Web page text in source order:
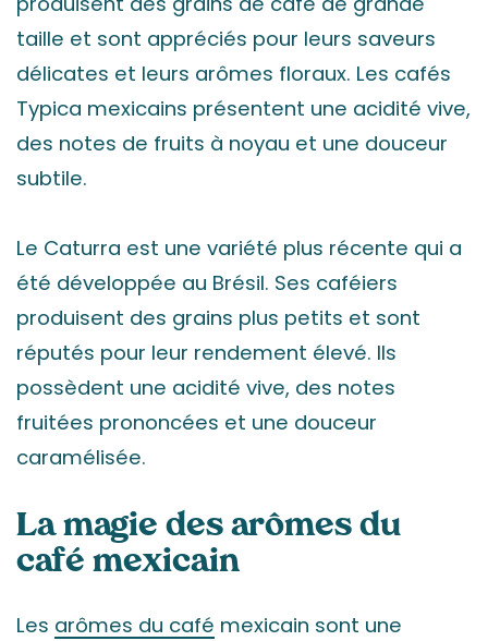
taille et sont appréciés pour leurs saveurs
délicates et leurs arômes floraux. Les cafés
Typica mexicains présentent une acidité vive,
des notes de fruits à noyau et une douceur
subtile.
Le Caturra est une variété plus récente qui a
été développée au Brésil. Ses caféiers
produisent des grains plus petits et sont
réputés pour leur rendement élevé. Ils
possèdent une acidité vive, des notes
fruitées prononcées et une douceur
caramélisée.
La magie des arômes du
café mexicain
Les arômes du café mexicain sont une